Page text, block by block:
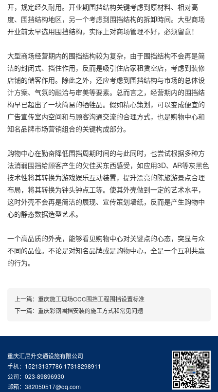
开，规定经久耐用。开业期围挡结构关键考虑到原材料、相对高
度、围挡结构地区，另一个考虑到围挡结构的拆卸時间。大型商场
开业前太早选用围挡结构，实际上对商场管理不好，必须留意！
大型商场经营期内的围挡结构较为复杂，由于围挡结构不会再是简
洁的封闭式、挡住作用，反而是吸引住店家租赁空店，考虑到装修
店铺的储客作用。除此之外，还应考虑到围挡结构与市场的总体设
计方案、气氛的融洽与审美等要素。总而言之，经营期内的围挡结
构早已超出了一块简易的牺牲品。假如精心策划，可以变成便宜的
广告宣传室内空间和与顾客沟通交流的合理方式，也是购物中心和
知名品牌市场营销组合的关键构成部分。
购物中心在勤奋降低围挡周期时间的与此同时，也尝试根据多种方
法消弱围挡给顾客产生的欠佳买东西感受，如应用3D、AR等灰黑色
技术性将其转换为游戏娱乐互动装置，提升漂亮的陈旅游景点合理
布局，将其转换为钟头钟点工等。使其外壳做到一定的艺术水平，
这时外壳不会再是简洁的展现、宣传策划墙纸，反而是产生购物中
心的静态数据造型艺术。
一个高品质的外壳，能够看见购物中心对关键点的心态，突显与众
不同的品位。不论是对知名品牌或是购物中心，全是一个互利共赢
的行为。
上一篇： 重庆施工现场CCC围挡工程围挡设置标准
下一篇： 重庆彩钢围挡安装的施工方式和常见问题
重庆汇尼升交通设施有限公司
手机：15213137786 17318298911
公司：023-89896930
邮箱：382050517@qq.com